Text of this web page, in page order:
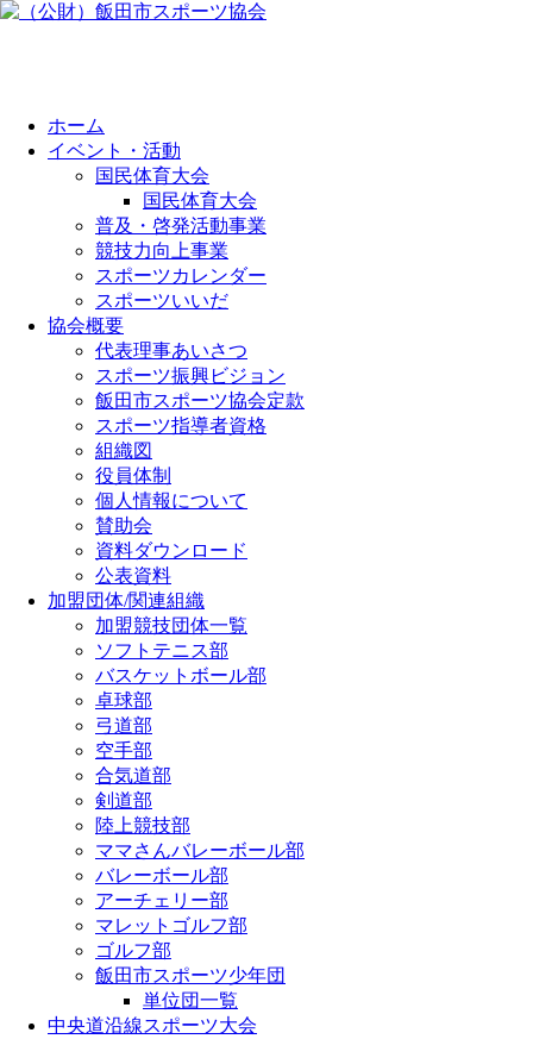
ホーム
イベント・活動
国民体育大会
国民体育大会
普及・啓発活動事業
競技力向上事業
スポーツカレンダー
スポーツいいだ
協会概要
代表理事あいさつ
スポーツ振興ビジョン
飯田市スポーツ協会定款
スポーツ指導者資格
組織図
役員体制
個人情報について
賛助会
資料ダウンロード
公表資料
加盟団体/関連組織
加盟競技団体一覧
ソフトテニス部
バスケットボール部
卓球部
弓道部
空手部
合気道部
剣道部
陸上競技部
ママさんバレーボール部
バレーボール部
アーチェリー部
マレットゴルフ部
ゴルフ部
飯田市スポーツ少年団
単位団一覧
中央道沿線スポーツ大会